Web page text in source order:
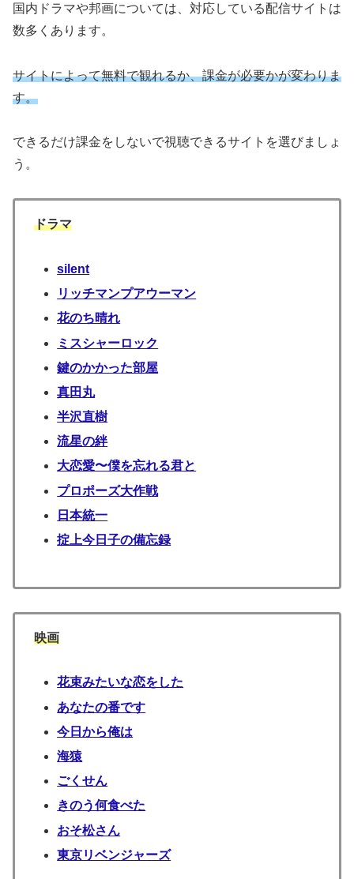
国内ドラマや邦画については、対応している配信サイトは
数多くあります。
サイトによって無料で観れるか、課金が必要かが変わりま
す。
できるだけ課金をしないで視聴できるサイトを選びましょ
う。
ドラマ
silent
リッチマンプアウーマン
花のち晴れ
ミスシャーロック
鍵のかかった部屋
真田丸
半沢直樹
流星の絆
大恋愛〜僕を忘れる君と
プロポーズ大作戦
日本統一
掟上今日子の備忘録
映画
花束みたいな恋をした
あなたの番です
今日から俺は
海猿
ごくせん
きのう何食べた
おそ松さん
東京リベンジャーズ